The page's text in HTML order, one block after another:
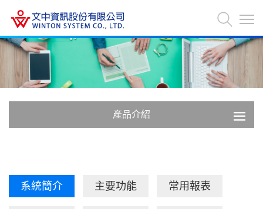
產品介紹
系統簡介 主要功能 常用報表